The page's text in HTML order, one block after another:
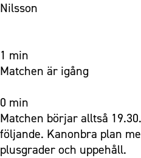
Nilsson
1 min
Matchen är igång
0 min
Matchen börjar alltså
följande. Kanonbra plan
plusgrader och uppehåll.